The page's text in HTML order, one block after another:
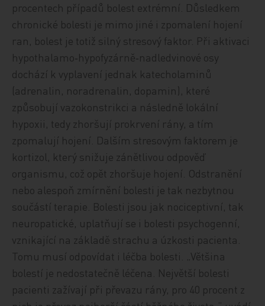
procentech případů bolest extrémní. Důsledkem
chronické bolesti je mimo jiné i zpomalení hojení
ran, bolest je totiž silný stresový faktor. Při aktivaci
hypothalamo‑hypofyzárně‑nadledvinové osy
dochází k vyplavení jednak katecholaminů
(adrenalin, noradrenalin, dopamin), které
způsobují vazokonstrikci a následně lokální
hypoxii, tedy zhoršují prokrvení rány, a tím
zpomalují hojení. Dalším stresovým faktorem je
kortizol, který snižuje zánětlivou odpověď
organismu, což opět zhoršuje hojení. Odstranění
nebo alespoň zmírnění bolesti je tak nezbytnou
součástí terapie. Bolesti jsou jak nociceptivní, tak
neuropatické, uplatňují se i bolesti psychogenní,
vznikající na základě strachu a úzkosti pacienta.
Tomu musí odpovídat i léčba bolesti. „Většina
bolestí je nedostatečně léčena. Největší bolesti
pacienti zažívají při převazu rány, pro 40 procent z